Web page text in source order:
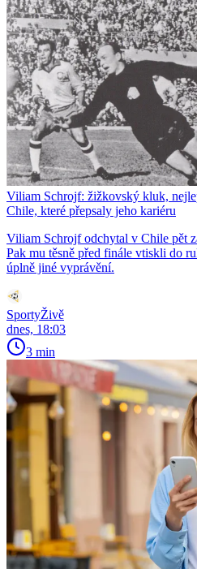
Viliam Schrojf: žižkovský kluk,
Chile, které přepsaly jeho kariéru
Viliam Schrojf odchytal v Chile pět
Pak mu těsně před finále vtiskli do
úplně jiné vyprávění.
SportyŽivě
dnes, 18:03
3 min